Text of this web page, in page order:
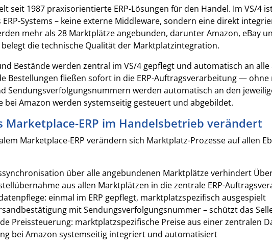
seit 1987 praxisorientierte ERP-Lösungen für den Handel. Im VS/4
Systems – keine externe Middleware, sondern eine direkt
mehr als 28 Marktplätze angebunden, darunter Amazon, eBay
die technische Qualität der Marktplatzintegration.
Bestände werden zentral im VS/4 gepflegt und automatisch an
Bestellungen fließen sofort in die ERP-Auftragsverarbeitung —
Sendungsverfolgungsnummern werden automatisch an den
bei Amazon werden systemseitig gesteuert und abgebildet.
Marketplace-ERP im Handelsbetrieb verändert
Marketplace-ERP verändern sich Marktplatz-Prozesse auf allen
über alle angebundenen Marktplätze verhindert
aus allen Marktplätzen in die zentrale ERP-
einmal im ERP gepflegt, marktplatzspezifisch ausgespielt
mit Sendungsverfolgungsnummer – schützt das
Preissteuerung: marktplatzspezifische Preise aus einer zentralen
bei Amazon systemseitig integriert und automatisiert